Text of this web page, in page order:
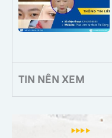
TIN NÊN XEM